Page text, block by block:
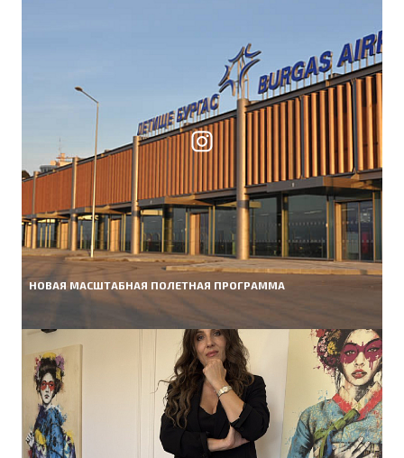
НОВАЯ МАСШТАБНАЯ ПОЛЕТНАЯ ПРОГРАММА